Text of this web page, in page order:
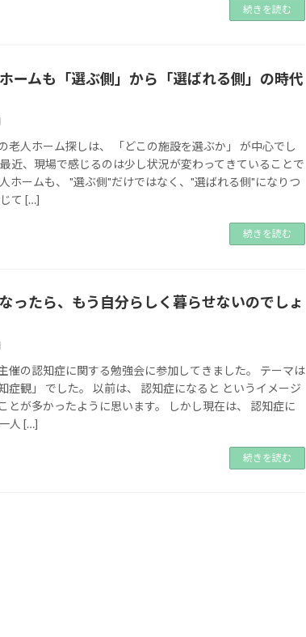
続きを読む
ームも「選ぶ側」から「選ばれる側」の時代
老人ホーム探しは、 「どこの施設を選ぶか」 が中心でし
近、現場で感じるのは少し状況が変わってきていることで
ホームも、 "選ぶ側"だけではなく、"選ばれる側"になりつ
て […]
続きを読む
ったら、もう自分らしく暮らせないのでしょ
催の認知症に関する勉強会に参加してきました。 テーマは
症観」 でした。 以前は、 認知症になると というイメージ
とが多かったように思います。 しかし現在は、 認知症に
人 […]
続きを読む